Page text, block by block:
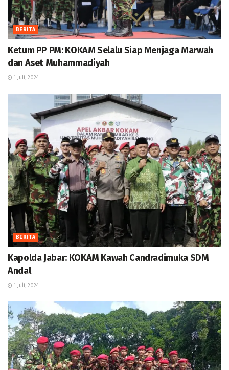
BERITA
Ketum PP PM: KOKAM Selalu Siap Menjaga Marwah
dan Aset Muhammadiyah
1 Juli, 2024
BERITA
Kapolda Jabar: KOKAM Kawah Candradimuka SDM
Andal
1 Juli, 2024